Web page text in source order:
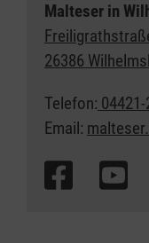
Malteser in
26386
Telefon:
Email: